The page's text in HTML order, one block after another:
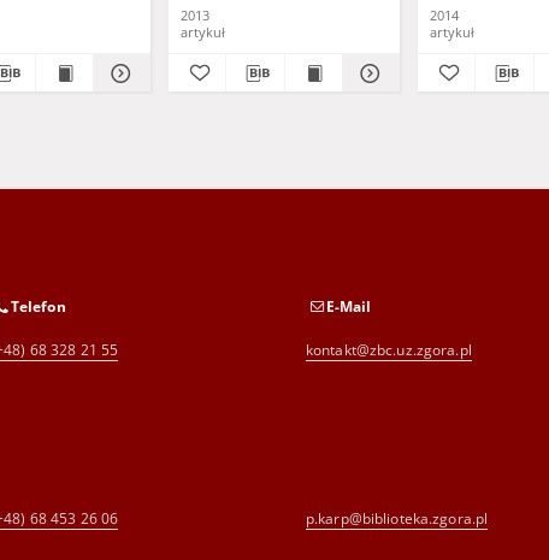
2013
artykuł
2014
artykuł
Telefon
68 328 21 55
E-Mail
kontakt@zbc.uz.zgora.pl
68 453 26 06 p.karp@biblioteka.zgora.pl